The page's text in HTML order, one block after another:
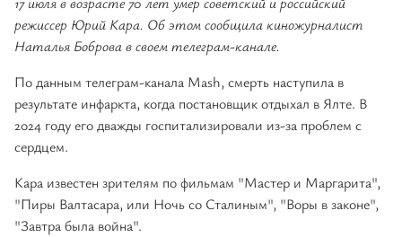
режиссер Юрий Кара. Об этом сообщила киножурналист
Наталья Боброва в своем телеграм-канале.
По данным телеграм-канала Mash, смерть наступила в
результате инфаркта, когда постановщик отдыхал в Ялте. В
2024 году его дважды госпитализировали из-за проблем с
сердцем.
Кара известен зрителям по фильмам "Мастер и Маргарита",
"Пиры Валтасара, или Ночь со Сталиным", "Воры в законе",
"Завтра была война".